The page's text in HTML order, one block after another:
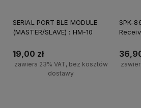
SERIAL PORT BLE MODULE
(MASTER/SLAVE) : HM-10
19,00 zł
zawiera 23% VAT, bez kosztów
dostawy
SPK-